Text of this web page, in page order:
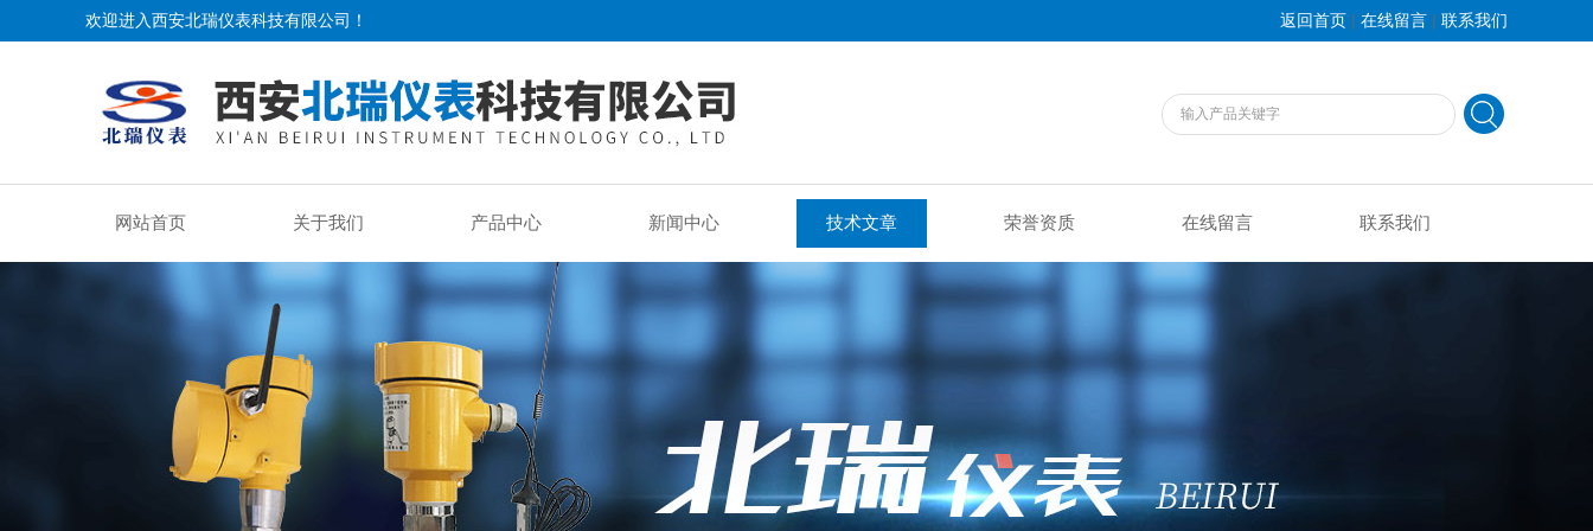
欢迎进入西安北瑞仪表科技有限公司！ 返回首页 | 在线留言 | 联系我们
网站首页 关于我们 产品中心 新闻中心 技术文章 荣誉资质 在线留言 联系我们